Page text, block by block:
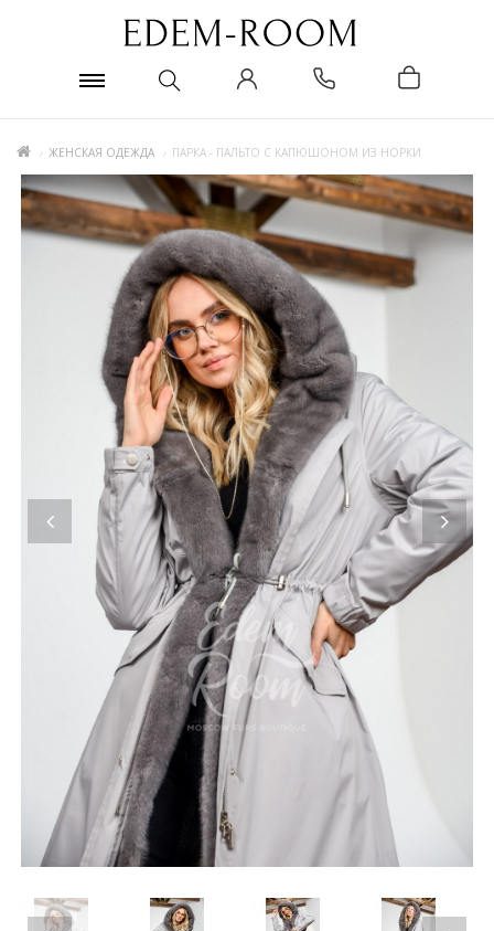
ЖЕНСКАЯ ОДЕЖДА ПАРКА - ПАЛЬТО С КАПЮШОНОМ ИЗ НОРКИ